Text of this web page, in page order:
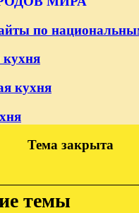
по
кухня
кухня
Тема закрыта
темы